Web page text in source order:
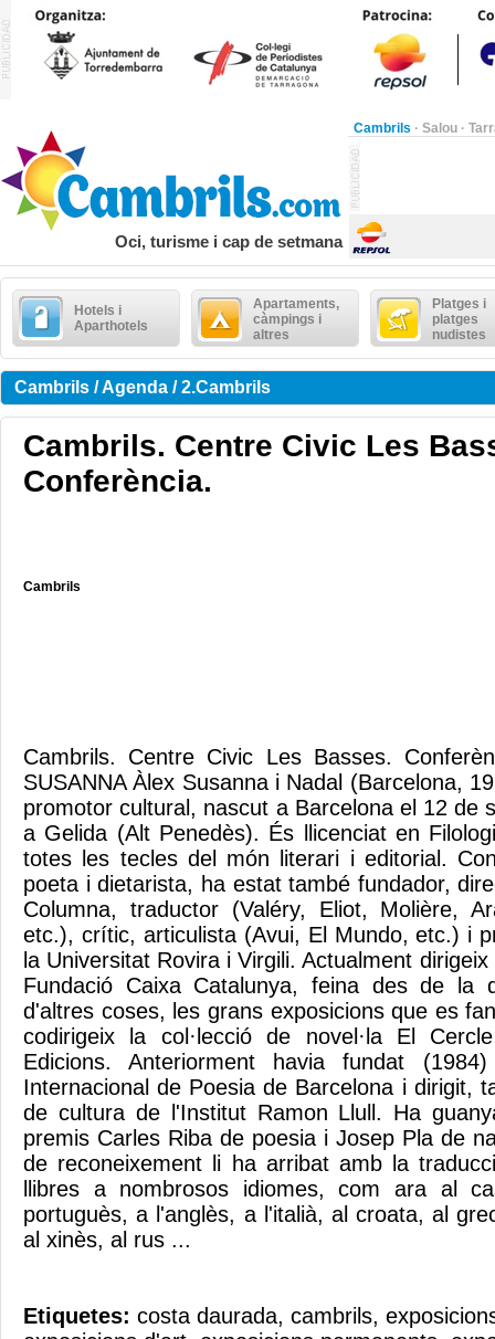
Cambrils · Salou ·
Oci, turisme i cap de setmana
Hotels i
Aparthotels
Apartaments,
càmpings i
altres
Platges i
platges
nudistes
Cambrils / Agenda / 2.Cambrils
Cambrils. Centre Civic Les
Conferència.
Cambrils
Cambrils. Centre Civic Les Basses.
SUSANNA Àlex Susanna i Nadal (Barcelona,
promotor cultural, nascut a Barcelona el 12 de
a Gelida (Alt Penedès). És llicenciat en
totes les tecles del món literari i editorial.
poeta i dietarista, ha estat també fundador,
Columna, traductor (Valéry, Eliot, Molière,
etc.), crític, articulista (Avui, El Mundo, etc.) i
la Universitat Rovira i Virgili. Actualment
Fundació Caixa Catalunya, feina des de la
d'altres coses, les grans exposicions que es
codirigeix la col·lecció de novel·la El
Edicions. Anteriorment havia fundat
Internacional de Poesia de Barcelona i dirigit,
de cultura de l'Institut Ramon Llull. Ha
premis Carles Riba de poesia i Josep Pla de
de reconeixement li ha arribat amb la
llibres a nombrosos idiomes, com ara al
portuguès, a l'anglès, a l'italià, al croata, al
al xinès, al rus ...
Etiquetes: costa daurada, cambrils,